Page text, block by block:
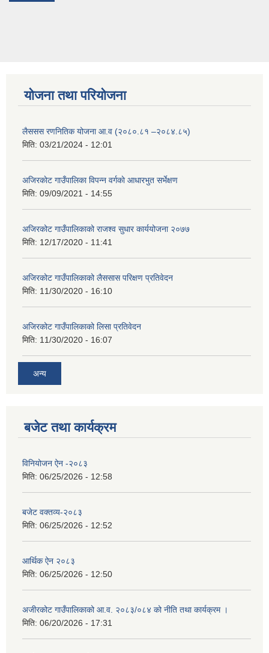
योजना तथा परियोजना
लैससस रणनितिक योजना आ.व (२०८०.८१ –२०८४.८५)
मिति: 03/21/2024 - 12:01
अजिरकाेट गाउँपालिका विपन्न वर्गकाे आधारभुत सर्भेक्षण
मिति: 09/09/2021 - 14:55
अजिरकोट गाउँपालिकाको राजश्व सुधार कार्ययोजना २०७७
मिति: 12/17/2020 - 11:41
अजिरकोट गाउँपालिकाको लैससास परिक्षण प्रतिवेदन
मिति: 11/30/2020 - 16:10
अजिरकोट गाउँपालिकाको लिसा प्रतिवेदन
मिति: 11/30/2020 - 16:07
अन्य
बजेट तथा कार्यक्रम
विनियोजन ऐन -२०८३
मिति: 06/25/2026 - 12:58
बजेट वक्तव्य-२०८३
मिति: 06/25/2026 - 12:52
आर्थिक ऐन २०८३
मिति: 06/25/2026 - 12:50
अजीरकोट गाउँपालिकाको आ.व. २०८३/०८४ को नीति तथा कार्यक्रम ।
मिति: 06/20/2026 - 17:31